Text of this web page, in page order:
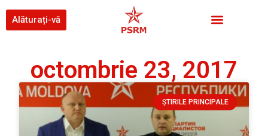
Alăturați-vă
octombrie 23, 2017
ȘTIRILE PRINCIPALE